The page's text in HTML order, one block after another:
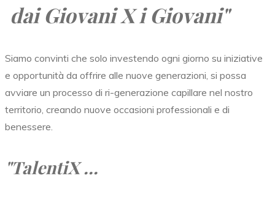
dai Giovani X i Giovani"
Siamo convinti che solo investendo ogni giorno su iniziative
e opportunità da offrire alle nuove generazioni, si possa
avviare un processo di ri-generazione capillare nel nostro
territorio, creando nuove occasioni professionali e di
benessere.
"TalentiX ...